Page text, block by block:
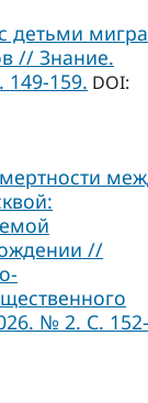
детьми
// Знание.
159. DOI:
//
№ 2. С.